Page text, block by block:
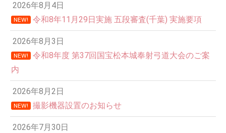
2026年8月4日
NEW! 令和8年11月29日実施 五段審査(千葉) 実施要項
2026年8月3日
NEW!
令和8年度 第37回国宝松本城奉射弓道大会のご案
内
2026年8月2日
NEW! 撮影機器設置のお知らせ
2026年7月30日